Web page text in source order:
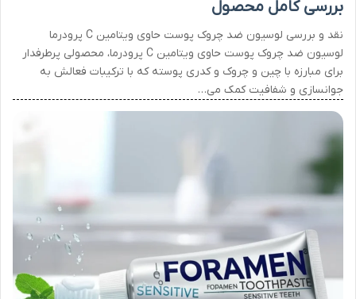
بررسی کامل محصول
نقد و بررسی لوسیون ضد چروک پوست حاوی ویتامین C پرودرما
لوسیون ضد چروک پوست حاوی ویتامین C پرودرما، محصولی پرطرفدار
برای مبارزه با چین و چروک و کدری پوسته که با ترکیبات فعالش به
جوانسازی و شفافیت کمک می…